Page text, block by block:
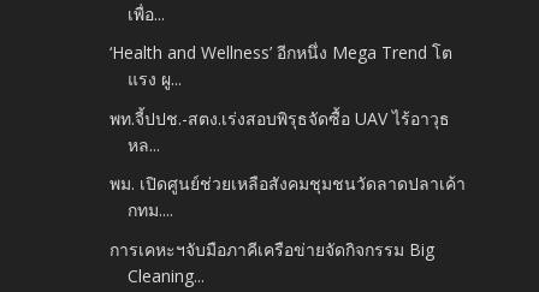
เพื่อ...
‘Health and Wellness’ อีกหนึ่ง Mega Trend โต
แรง ผู...
พท.จี้ปปช.-สตง.เร่งสอบพิรุธจัดซื้อ UAV ไร้อาวุธ
หล...
พม. เปิดศูนย์ช่วยเหลือสังคมชุมชนวัดลาดปลาเค้า
กทม....
การเคหะฯจับมือภาคีเครือข่ายจัดกิจกรรม Big
Cleaning...